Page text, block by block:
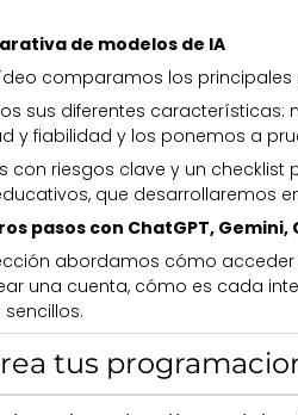
de modelos de IA
comparamos los principales
sus diferentes características:
y fiabilidad y los ponemos a
con riesgos clave y un
que desarrollaremos
pasos con ChatGPT, Gemini,
abordamos cómo
una cuenta, cómo es cada
tus